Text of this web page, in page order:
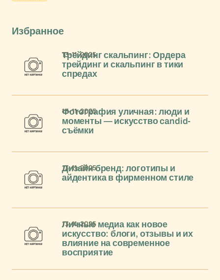
Избранное
Трейдинг скальпинг: Ордера
трейдинг и скальпинг в тики
спредах
13-11-2025
Фотография уличная: люди и
моменты — искусство candid-
съёмки
13-11-2025
Дизайн бренд: логотипы и
айдентика в фирменном стиле
13-11-2025
Личные медиа как новое
искусство: блоги, отзывы и их
влияние на современное
восприятие
13-11-2025